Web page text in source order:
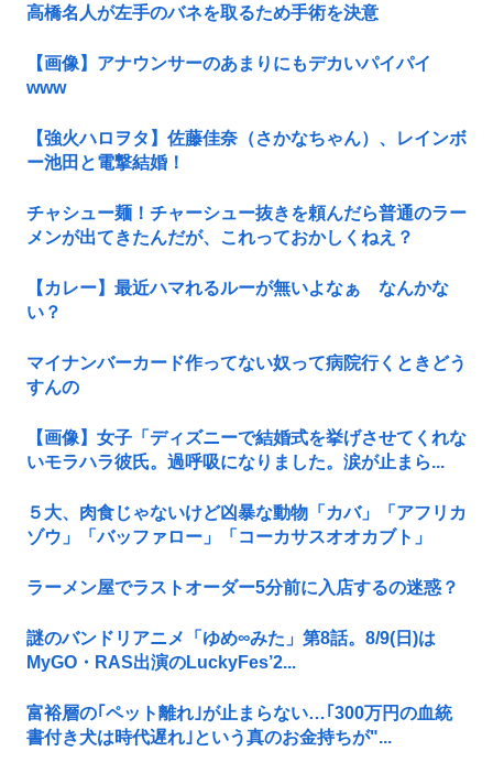
高橋名人が左手のバネを取るため手術を決意
【画像】アナウンサーのあまりにもデカいパイパイ
www
【強火ハロヲタ】佐藤佳奈（さかなちゃん）、レインボ
ー池田と電撃結婚！
チャシュー麺！チャーシュー抜きを頼んだら普通のラー
メンが出てきたんだが、これっておかしくねえ？
【カレー】最近ハマれるルーが無いよなぁ なんかな
い？
マイナンバーカード作ってない奴って病院行くときどう
すんの
【画像】女子「ディズニーで結婚式を挙げさせてくれな
いモラハラ彼氏。過呼吸になりました。涙が止まら...
５大、肉食じゃないけど凶暴な動物「カバ」「アフリカ
ゾウ」「バッファロー」「コーカサスオオカブト」
ラーメン屋でラストオーダー5分前に入店するの迷惑？
謎のバンドリアニメ「ゆめ∞みた」第8話。8/9(日)は
MyGO・RAS出演のLuckyFes’2...
富裕層の｢ペット離れ｣が止まらない…｢300万円の血統
書付き犬は時代遅れ｣という真のお金持ちが"...